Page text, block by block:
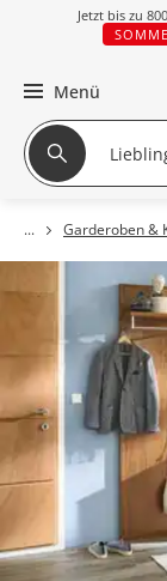
Jetzt bis zu
Menü
Garderoben &